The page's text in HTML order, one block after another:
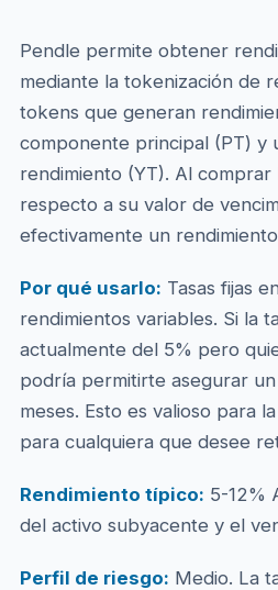
Pendle permite obtener
mediante la tokenización de
tokens que generan
componente principal (PT) y
rendimiento (YT). Al
respecto a su valor de
efectivamente un
Por qué usarlo: Tasas fijas
rendimientos variables. Si la
actualmente del 5% pero
podría permitirte asegurar
meses. Esto es valioso para
para cualquiera que desee
Rendimiento típico: 5-12%
del activo subyacente y el
Perfil de riesgo: Medio. La